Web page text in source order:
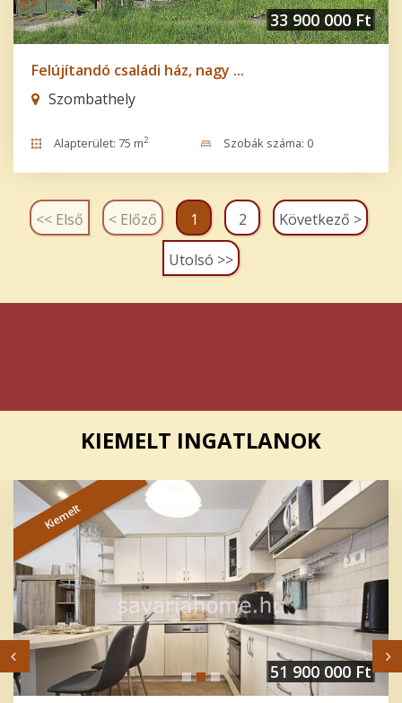
33 900 000 Ft
Felújítandó családi ház, nagy ...
Szombathely
Alapterület: 75 m2 Szobák száma: 0
<< Első < Előző 1 2 Következő >
Utolsó >>
KIEMELT INGATLANOK
Kiemelt
51 900 000 Ft